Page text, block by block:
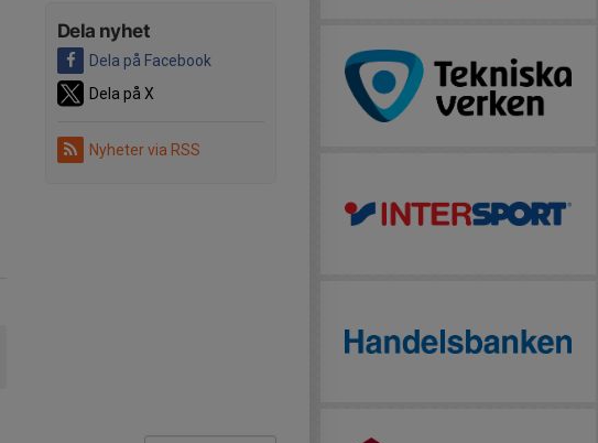
Dela nyhet
Dela på Facebook
Dela på X
Nyheter via RSS